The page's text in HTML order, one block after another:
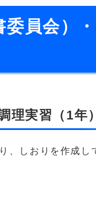
員会）
実習（1年
、しおりを作成し